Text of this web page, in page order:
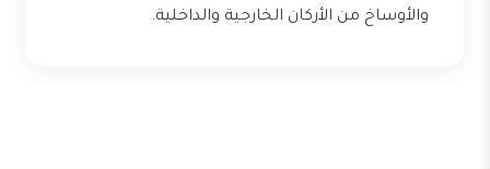
والأوساخ من الأركان الخارجية والداخلية.